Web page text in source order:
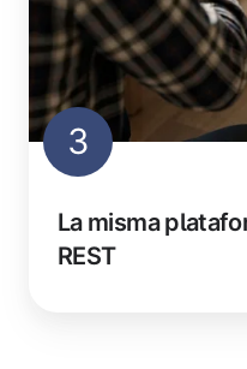
3
La misma
REST